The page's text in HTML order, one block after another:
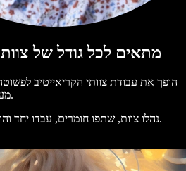
Speechify Studio מתאים לכל גודל של צוות
מעסק בודד ועד צוותים ארגוניים.
נהלו צוות, שתפו חומרים, עבדו יחד והוציאו פרויקטים מהר מאי פעם.